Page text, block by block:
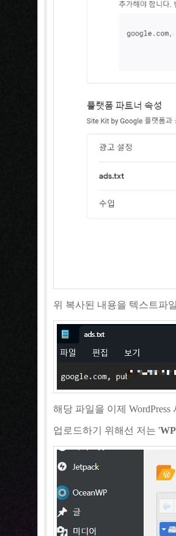
위 복사된 내용을 텍스트파
해당 파일을 이제
업로드하기 위해선 저는 '